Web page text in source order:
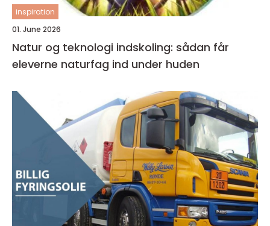
inspiration
01. June 2026
Natur og teknologi indskoling: sådan får
eleverne naturfag ind under huden